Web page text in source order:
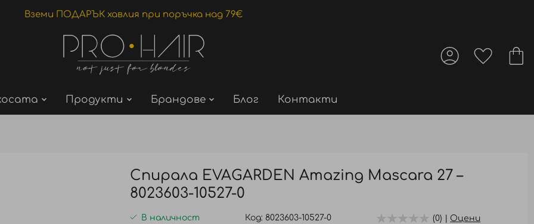
Вземи ПОДАРЪК хавлия при поръчка над 79€
Продукти Брандове Блог Контакти
Спирала EVAGARDEN Amazing Mascara 27 –
8023603-10527-0
В наличност Код 8023603-10527-0 (0) | Оцени